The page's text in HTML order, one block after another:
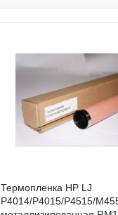
Термопленка HP LJ
P4014/P4015/P4515/